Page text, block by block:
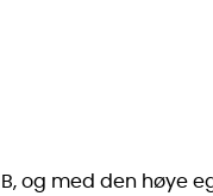
og med den høye